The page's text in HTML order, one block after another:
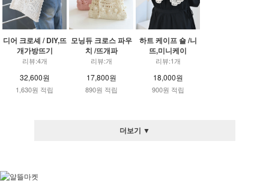
디어 크로셰 / DIY,뜨
개가방뜨기
리뷰:4개
32,600원
1,630원 적립
모닝듀 크로스 파우
치 /뜨개파
리뷰:개
17,800원
890원 적립
하트 케이프 숄 /니
뜨,미니케이
리뷰:1개
18,000원
900원 적립
더보기 ▼